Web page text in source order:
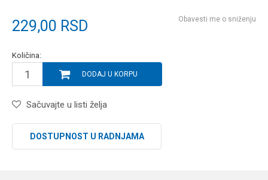
229,00 RSD Obavesti me o sniženju
Količina:
DODAJ U KORPU
Sačuvajte u listi želja
DOSTUPNOST U RADNJAMA